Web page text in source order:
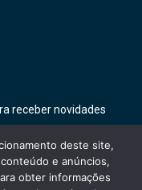
receber novidades
deste site,
e anúncios,
obter informações